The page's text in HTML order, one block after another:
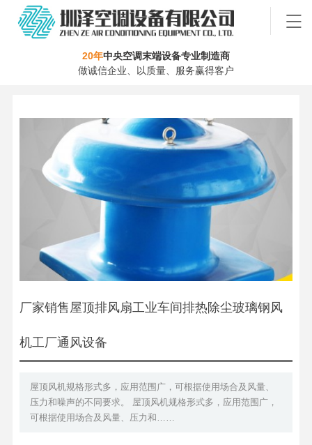
20年中央空调末端设备专业制造商
做诚信企业、以质量、服务赢得客户
厂家销售屋顶排风扇工业车间排热除尘玻璃钢风
机工厂通风设备
屋顶风机规格形式多，应用范围广，可根据使用场合及风量、
压力和噪声的不同要求。 屋顶风机规格形式多，应用范围广，
可根据使用场合及风量、压力和……